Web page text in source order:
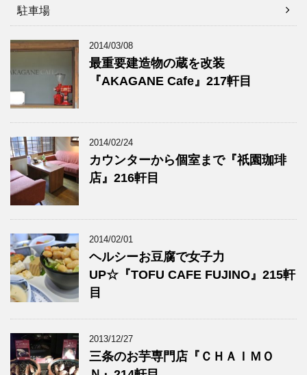
駐車場
2014/03/08
最重要建造物の蔵を改装
『AKAGANE Cafe』217軒目
2014/02/24
カウンターから個室まで『祇園珈琲
店』216軒目
2014/02/01
ヘルシーお豆腐で女子力
UP☆『TOFU CAFE FUJINO』215軒
目
2013/12/27
三条のお芋専門店『ＣＨＡＩＭＯ